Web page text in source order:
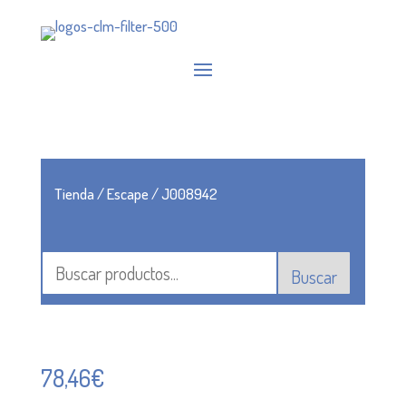
Tienda/Escape/ J008942
Buscar
78,46€